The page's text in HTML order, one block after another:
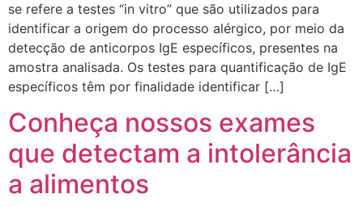
se refere a testes “in vitro” que são utilizados para
identificar a origem do processo alérgico, por meio da
detecção de anticorpos IgE específicos, presentes na
amostra analisada. Os testes para quantificação de IgE
específicos têm por finalidade identificar […]
Conheça nossos exames
que detectam a intolerância
a alimentos